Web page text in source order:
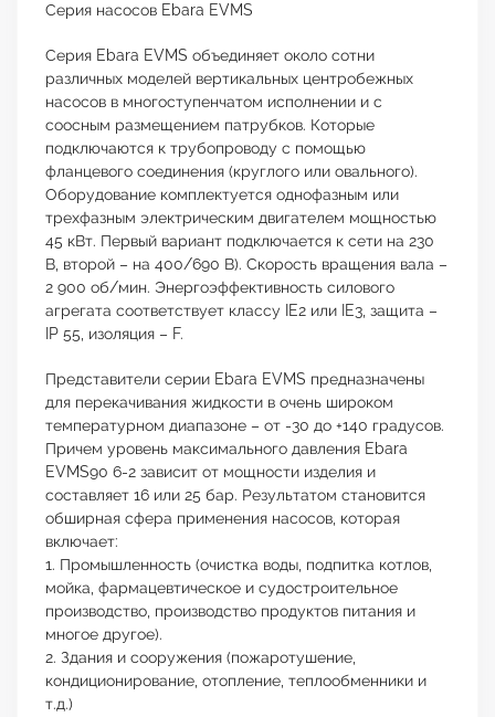
Серия насосов Ebara EVMS
Серия Ebara EVMS объединяет около сотни
различных моделей вертикальных центробежных
насосов в многоступенчатом исполнении и с
соосным размещением патрубков. Которые
подключаются к трубопроводу с помощью
фланцевого соединения (круглого или овального).
Оборудование комплектуется однофазным или
трехфазным электрическим двигателем мощностью
45 кВт. Первый вариант подключается к сети на 230
В, второй – на 400/690 В). Скорость вращения вала –
2 900 об/мин. Энергоэффективность силового
агрегата соответствует классу IE2 или IE3, защита –
IP 55, изоляция – F.
Представители серии Ebara EVMS предназначены
для перекачивания жидкости в очень широком
температурном диапазоне – от -30 до +140 градусов.
Причем уровень максимального давления Ebara
EVMS90 6-2 зависит от мощности изделия и
составляет 16 или 25 бар. Результатом становится
обширная сфера применения насосов, которая
включает:
1. Промышленность (очистка воды, подпитка котлов,
мойка, фармацевтическое и судостроительное
производство, производство продуктов питания и
многое другое).
2. Здания и сооружения (пожаротушение,
кондиционирование, отопление, теплообменники и
т.д.)